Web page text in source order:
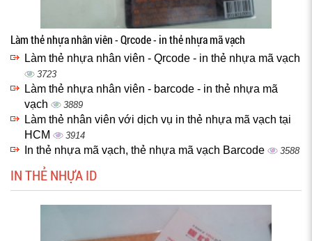
Làm thẻ nhựa nhân viên - Qrcode - in thẻ nhựa mã vạch
Làm thẻ nhựa nhân viên - Qrcode - in thẻ nhựa mã vạch
3723
Làm thẻ nhựa nhân viên - barcode - in thẻ nhựa mã
vạch
3889
Làm thẻ nhân viên với dịch vụ in thẻ nhựa mã vạch tại
HCM
3914
In thẻ nhựa mã vạch, thẻ nhựa mã vạch Barcode 3588
IN THẺ NHỰA ID